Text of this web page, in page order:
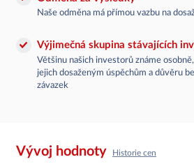
Naše odměna má přímou vazbu na
Výjimečná skupina stávajících
Většinu našich investorů známe
jejich dosaženým úspěchům a důvěru
závazek
Vývoj hodnoty Historie cen